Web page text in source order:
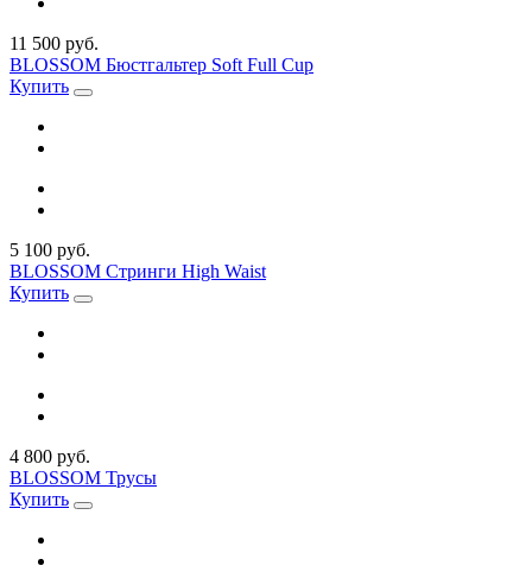
11 500 руб.
BLOSSOM Бюстгальтер Soft Full Cup
Купить
5 100 руб.
BLOSSOM Стринги High Waist
Купить
4 800 руб.
BLOSSOM Трусы
Купить